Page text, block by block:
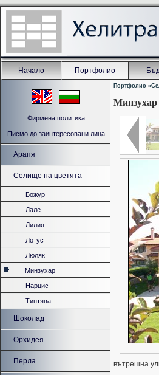
Начало Портфолио
Фирмена политика
Писмо до заинтересовани лица
Арапя
Селище на цветята
Божур
Лале
Лилия
Лотус
Люляк
Минзухар
Нарцис
Тинтява
Шоколад
Орхидея
Перла
Портфолио »
Минзухар
вътрешна